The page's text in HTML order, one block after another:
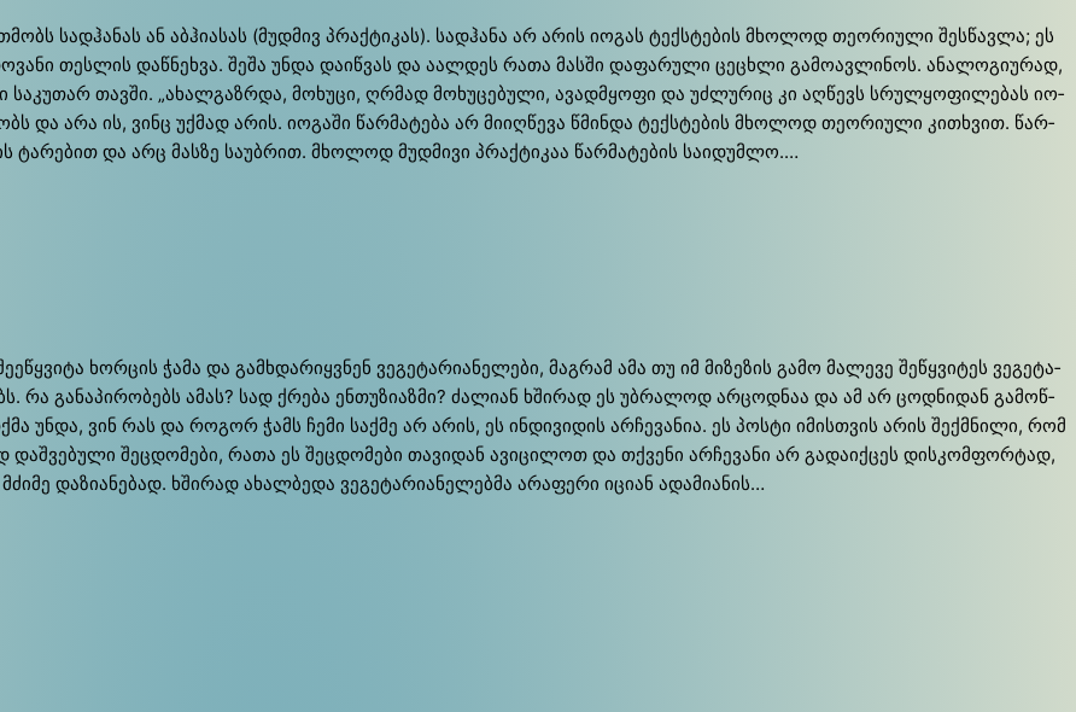
სად­ჰა­ნას ან აბ­ჰი­ა­სას (მუდ­მივ პრაქ­ტი­კას). სად­ჰა­ნა არ არის იო­გას ტექ­სტე­ბის მხო­ლოდ თე­ო­რი­უ­ლი შეს­წავლა; ეს
თეს­ლის დაწ­ნეხვა. შე­შა უნ­და და­იწ­ვას და აალ­დეს რა­თა მას­ში და­ფა­რუ­ლი ცეც­ხლი გა­მო­ავ­ლი­ნოს. ანა­ლო­გი­უ­რად,
სა­კუ­თარ თავ­ში. „ახალ­გაზრდა, მო­ხუ­ცი, ღრმად მო­ხუ­ცე­ბუ­ლი, ავად­მყო­ფი და უძ­ლუ­რიც კი აღ­წევს სრულ­ყო­ფი­ლე­ბას იო­
და არა ის, ვინც უქ­მად არის. იო­გა­ში წარ­მა­ტე­ბა არ მი­იღ­წე­ვა წმინ­და ტექ­სტე­ბის მხო­ლოდ თე­ო­რი­უ­ლი კით­ხვით. წარ­
ტა­რე­ბით და არც მას­ზე სა­უბ­რით. მხო­ლოდ მუდ­მი­ვი პრაქ­ტი­კაა წარ­მა­ტე­ბის სა­ი­დუმ­ლო.…
ხორ­ცის ჭა­მა და გამ­ხდა­რიყ­ვნენ ვე­გე­ტა­რია­ნე­ლე­ბი, მაგ­რამ ამა თუ იმ მი­ზე­ზის გა­მო მა­ლე­ვე შეწ­ყვი­ტეს ვე­გე­ტა­
რა გა­ნა­პი­რო­ბებს ამას? სად ქრე­ბა ენ­თუ­ზი­აზ­მი? ძა­ლი­ან ხში­რად ეს უბ­რა­ლოდ არ­ცოდ­ნაა და ამ არ ცოდ­ნი­დან გა­მოწ­
ვინ რას და რო­გორ ჭამს ჩე­მი საქ­მე არ არის, ეს ინ­დი­ვი­დის არ­ჩე­ვა­ნია. ეს პოს­ტი იმის­თვის არის შექ­მნი­ლი, რომ
შეც­დო­მე­ბი, რა­თა ეს შეც­დო­მე­ბი თა­ვი­დან ავი­ცი­ლოთ და თქვე­ნი არ­ჩე­ვა­ნი არ გა­და­იქ­ცეს დის­კომ­ფორ­ტად,
და­ზია­ნე­ბად. ხში­რად ახალ­ბე­და ვე­გე­ტა­რია­ნე­ლებ­მა არა­ფე­რი იცი­ან ადა­მია­ნის…